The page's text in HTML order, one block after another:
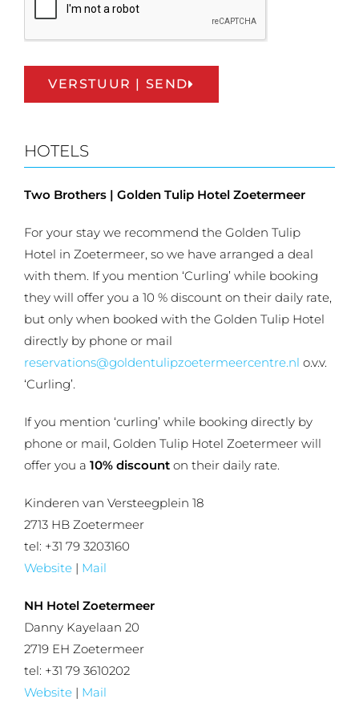
VERSTUUR | SEND
HOTELS
Two Brothers | Golden Tulip Hotel Zoetermeer
For your stay we recommend the Golden Tulip
Hotel in Zoetermeer, so we have arranged a deal
with them. If you mention ‘Curling’ while booking
they will offer you a 10 % discount on their daily rate,
but only when booked with the Golden Tulip Hotel
directly by phone or mail
reservations@goldentulipzoetermeercentre.nl o.v.v.
‘Curling’.
If you mention ‘curling’ while booking directly by
phone or mail, Golden Tulip Hotel Zoetermeer will
offer you a 10% discount on their daily rate.
Kinderen van Versteegplein 18
2713 HB Zoetermeer
tel: +31 79 3203160
Website | Mail
NH Hotel Zoetermeer
Danny Kayelaan 20
2719 EH Zoetermeer
tel: +31 79 3610202
Website | Mail